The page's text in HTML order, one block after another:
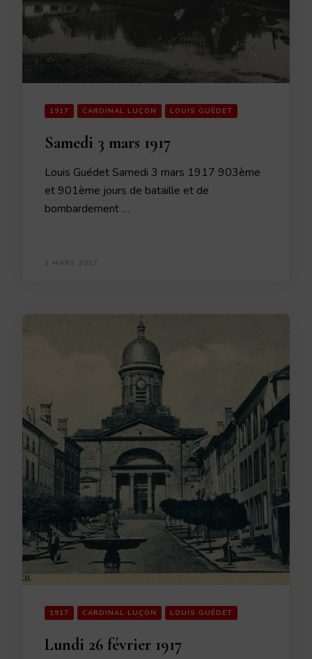
1917 CARDINAL LUÇON LOUIS GUÉDET
Samedi 3 mars 1917
Louis Guédet Samedi 3 mars 1917 903ème
et 901ème jours de bataille et de
bombardement …
1917 CARDINAL LUÇON LOUIS GUÉDET
Lundi 26 février 1917